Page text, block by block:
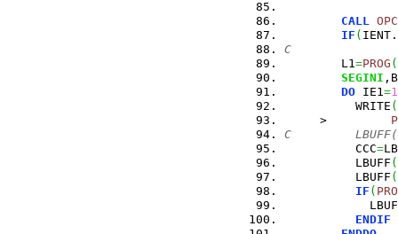
CALL
IF ( IENT.
C
        L1
=PROG (
SEGINI
DO IE1 =1
          WRITE
(
     >
C
          CCC
=
          LBUFF
(
          LBUFF
(
IF (
ENDIF